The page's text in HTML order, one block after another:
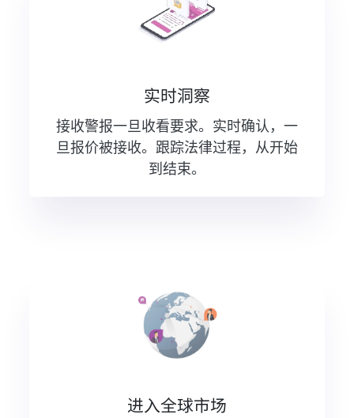
实时洞察
接收警报一旦收看要求。实时确认，一
旦报价被接收。跟踪法律过程，从开始
到结束。
进入全球市场